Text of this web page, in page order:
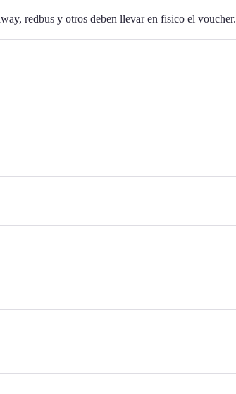
redbus y otros deben llevar en fisico el voucher.